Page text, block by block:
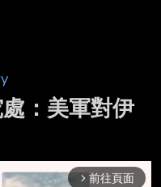
：美軍對伊
arrow_forward_ios 前往頁面